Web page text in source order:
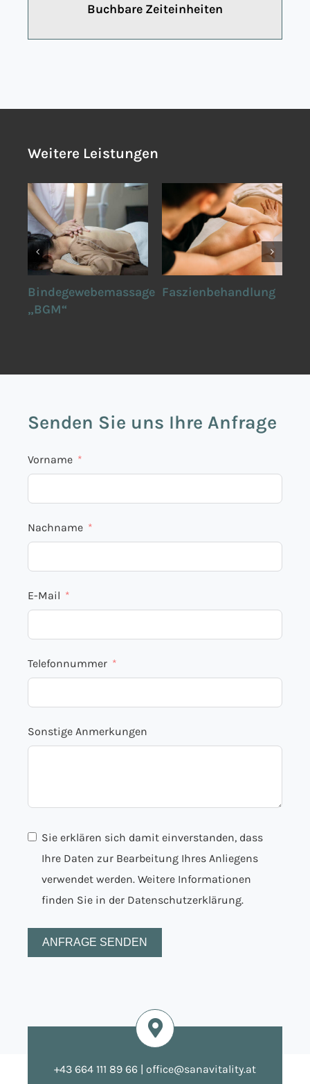
Buchbare Zeiteinheiten
Weitere Leistungen
Bindegewebemassage
„BGM“
Faszienbehandlung
Senden Sie uns Ihre Anfrage
Vorname
Nachname
E-Mail
Telefonnummer
Sonstige Anmerkungen
Sie erklären sich damit einverstanden, dass
Ihre Daten zur Bearbeitung Ihres Anliegens
verwendet werden. Weitere Informationen
finden Sie in der Datenschutzerklärung.
ANFRAGE SENDEN
+43 664 111 89 66 | office@sanavitality.at